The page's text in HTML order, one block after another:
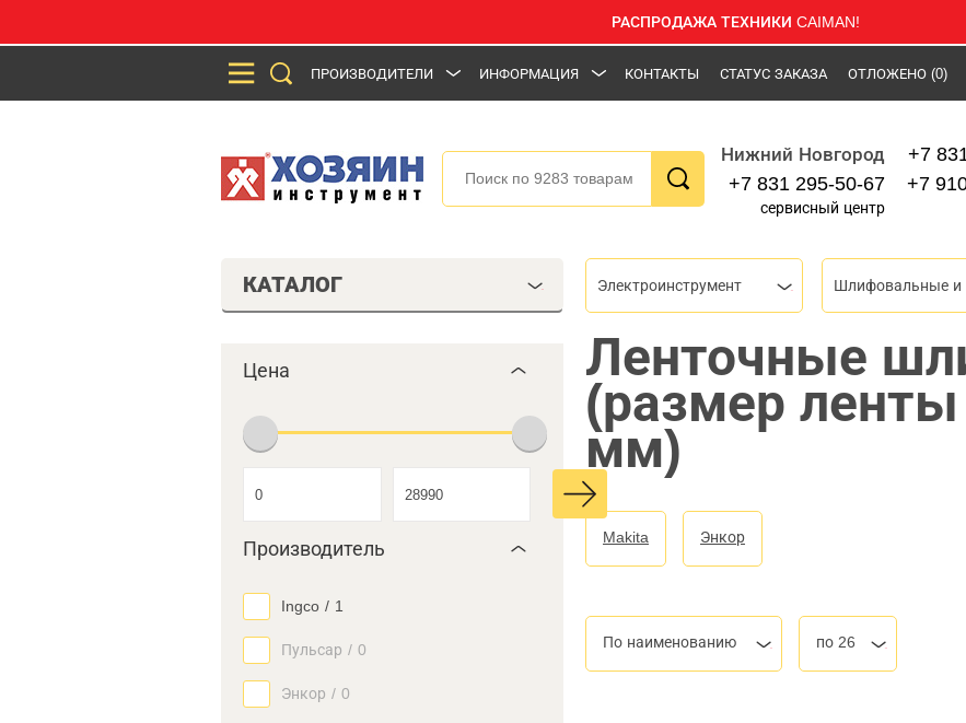
РАСПРОДАЖА ТЕХНИКИ CAIMAN!
ПРОИЗВОДИТЕЛИ ИНФОРМАЦИЯ КОНТАКТЫ СТАТУС ЗАКАЗА ОТЛОЖЕНО (0)
Нижний Новгород
+7 831 295-50-67
сервисный центр
+7
+7
КАТАЛОГ
Цена
Производитель
Ingco / 1
Пульсар / 0
Энкор / 0
Электроинструмент
Ленточные
(размер ленты
мм)
Makita Энкор
По наименованию по 26